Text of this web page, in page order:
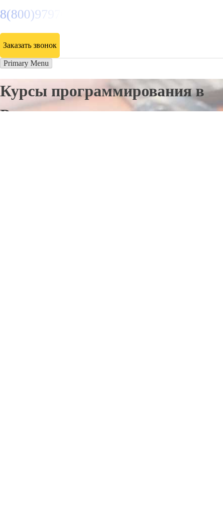
8(800)9797043
Заказать звонок
Primary Menu
Курсы программирования в
Рассказове